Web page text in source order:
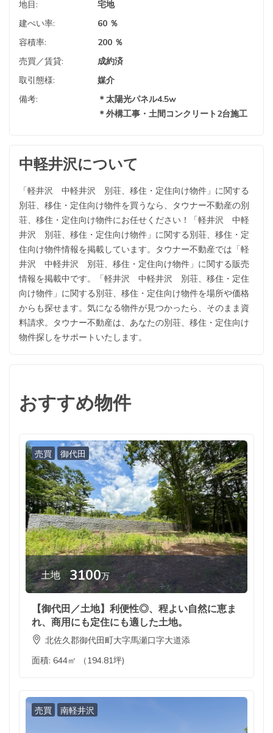
地目:
宅地
建ぺい率:
60 ％
容積率:
200 ％
売買／賃貸:
成約済
取引態様:
媒介
備考:
＊太陽光パネル4.5w
＊外構工事・土間コンクリート2台施工
中軽井沢について
「軽井沢 中軽井沢 別荘、移住・定住向け物件」に関する
別荘、移住・定住向け物件を買うなら、タウナー不動産の別
荘、移住・定住向け物件にお任せください！「軽井沢 中軽
井沢 別荘、移住・定住向け物件」に関する別荘、移住・定
住向け物件情報を掲載しています。タウナー不動産では「軽
井沢 中軽井沢 別荘、移住・定住向け物件」に関する販売
情報を掲載中です。「軽井沢 中軽井沢 別荘、移住・定住
向け物件」に関する別荘、移住・定住向け物件を場所や価格
からも探せます。気になる物件が見つかったら、そのまま資
料請求。タウナー不動産は、あなたの別荘、移住・定住向け
物件探しをサポートいたします。
おすすめ物件
売買 御代田
土地 3100万
【御代田／土地】利便性◎、程よい自然に恵ま
れ、商用にも定住にも適した土地。
北佐久郡御代田町大字馬瀬口字大道添
面積: 644㎡ （194.81坪)
売買 南軽井沢